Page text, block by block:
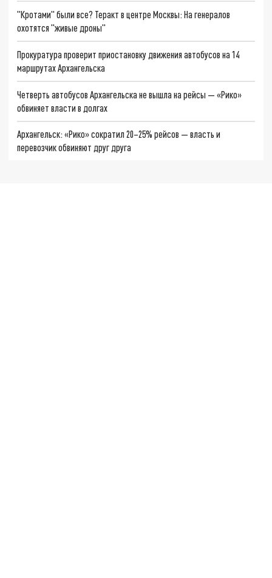
"Кротами" были все? Теракт в центре Москвы: На генералов
охотятся "живые дроны"
Прокуратура проверит приостановку движения автобусов на 14
маршрутах Архангельска
Четверть автобусов Архангельска не вышла на рейсы — «Рико»
обвиняет власти в долгах
Архангельск: «Рико» сократил 20–25% рейсов — власть и
перевозчик обвиняют друг друга